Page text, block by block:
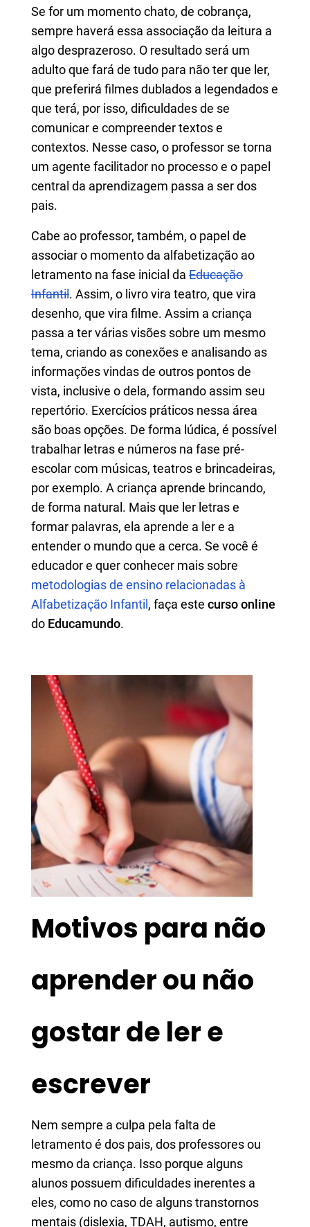
Se for um momento chato, de cobrança,
sempre haverá essa associação da leitura a
algo desprazeroso. O resultado será um
adulto que fará de tudo para não ter que ler,
que preferirá filmes dublados a legendados e
que terá, por isso, dificuldades de se
comunicar e compreender textos e
contextos. Nesse caso, o professor se torna
um agente facilitador no processo e o papel
central da aprendizagem passa a ser dos
pais.
Cabe ao professor, também, o papel de
associar o momento da alfabetização ao
letramento na fase inicial da Educação
Infantil. Assim, o livro vira teatro, que vira
desenho, que vira filme. Assim a criança
passa a ter várias visões sobre um mesmo
tema, criando as conexões e analisando as
informações vindas de outros pontos de
vista, inclusive o dela, formando assim seu
repertório. Exercícios práticos nessa área
são boas opções. De forma lúdica, é possível
trabalhar letras e números na fase pré-
escolar com músicas, teatros e brincadeiras,
por exemplo. A criança aprende brincando,
de forma natural. Mais que ler letras e
formar palavras, ela aprende a ler e a
entender o mundo que a cerca. Se você é
educador e quer conhecer mais sobre
metodologias de ensino relacionadas à
Alfabetização Infantil , faça este curso online
do Educamundo.
Motivos para não
aprender ou não
gostar de ler e
escrever
Nem sempre a culpa pela falta de
letramento é dos pais, dos professores ou
mesmo da criança. Isso porque alguns
alunos possuem dificuldades inerentes a
eles, como no caso de alguns transtornos
mentais (dislexia, TDAH, autismo, entre